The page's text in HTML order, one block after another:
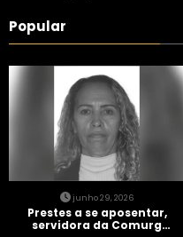
Popular
junho 29, 2026
Prestes a se aposentar,
servidora da Comurg